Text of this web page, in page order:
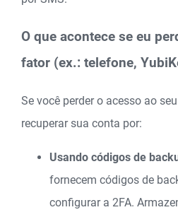
O que acontece se eu
fator (ex.: telefone,
Se você perder o acesso ao
recuperar sua conta por:
Usando códigos de
fornecem códigos de
configurar a 2FA.